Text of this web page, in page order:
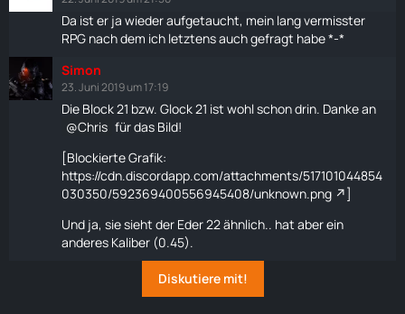
Da ist er ja wieder aufgetaucht, mein lang vermisster
RPG nach dem ich letztens auch gefragt habe *-*
Simon
23. Juni 2019 um 17:19
Die Block 21 bzw. Glock 21 ist wohl schon drin. Danke an
Chris für das Bild!
[Blockierte Grafik:
https://cdn.discordapp.com/attachments/517101044854
030350/592369400556945408/unknown.png
]
Und ja, sie sieht der Eder 22ähnlich.. hat aber ein
anderes Kaliber (0.45).
Diskutiere mit!